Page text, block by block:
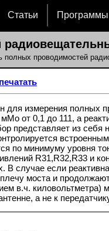
Статьи Программы
полных проводимостей
для измерения полных
от 0,1 до 111, а
представляет из
по минимуму уровня
R31,R32,R33 и
В случае если
моста и
в.ч.
а не к